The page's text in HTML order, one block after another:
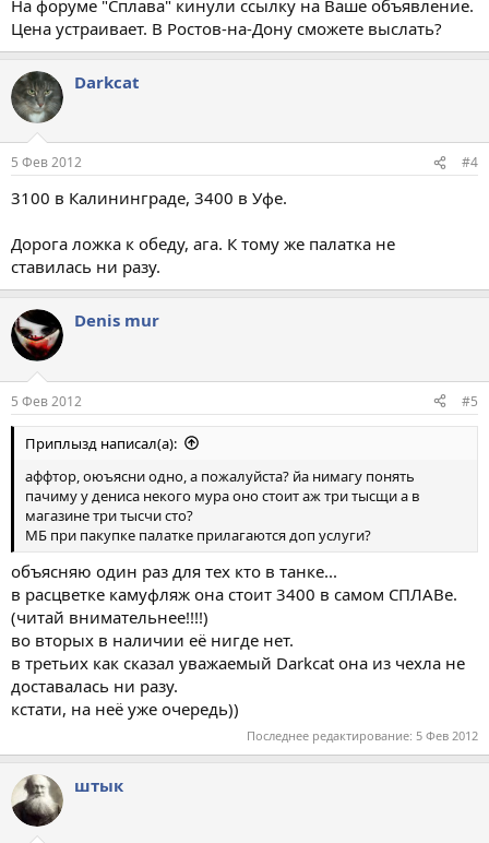
На форуме "Сплава" кинули ссылку на Ваше объявление.
Цена устраивает. В Ростов-на-Дону сможете выслать?
Darkcat
5 Фев 2012 #4
3100 в Калининграде, 3400 в Уфе.
Дорога ложка к обеду, ага. К тому же палатка не
ставилась ни разу.
Denis mur
5 Фев 2012 #5
Приплызд написал(а):
аффтор, оюъясни одно, а пожалуйста? йа нимагу понять
пачиму у дениса некого мура оно стоит аж три тысщи а в
магазине три тысчи сто?
МБ при пакупке палатке прилагаются доп услуги?
объясняю один раз для тех кто в танке...
в расцветке камуфляж она стоит 3400 в самом СПЛАВе.
(читай внимательнее!!!!)
во вторых в наличии её нигде нет.
в третьих как сказал уважаемый Darkcat она из чехла не
доставалась ни разу.
кстати, на неё уже очередь))
Последнее редактирование: 5 Фев 2012
штык